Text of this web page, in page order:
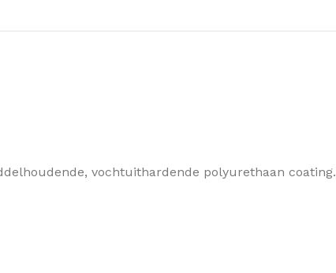
vochtuithardende polyurethaan coating.